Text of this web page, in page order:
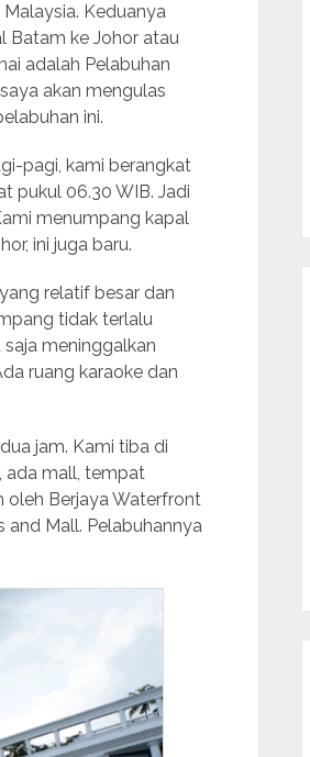
Keduanya
Batam ke Johor atau
adalah Pelabuhan
akan mengulas
ini.
pagi, kami berangkat
pukul 06.30 WIB. Jadi
menumpang kapal
ini juga baru.
relatif besar dan
tidak terlalu
meninggalkan
ruang karaoke dan
jam. Kami tiba di
ada mall, tempat
oleh Berjaya Waterfront
and Mall. Pelabuhannya